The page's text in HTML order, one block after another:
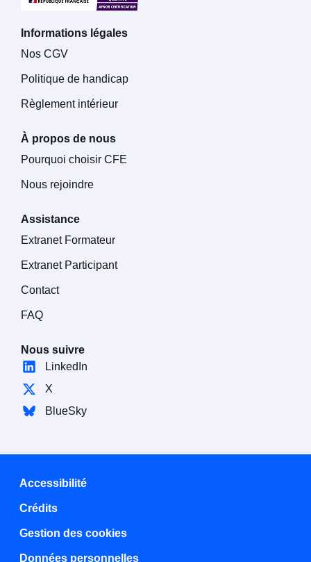
Informations légales
Nos CGV
Politique de handicap
Règlement intérieur
À propos de nous
Pourquoi choisir CFE
Nous rejoindre
Assistance
Extranet Formateur
Extranet Participant
Contact
FAQ
Nous suivre
LinkedIn
X
BlueSky
Accessibilité
Crédits
Gestion des cookies
Données personnelles